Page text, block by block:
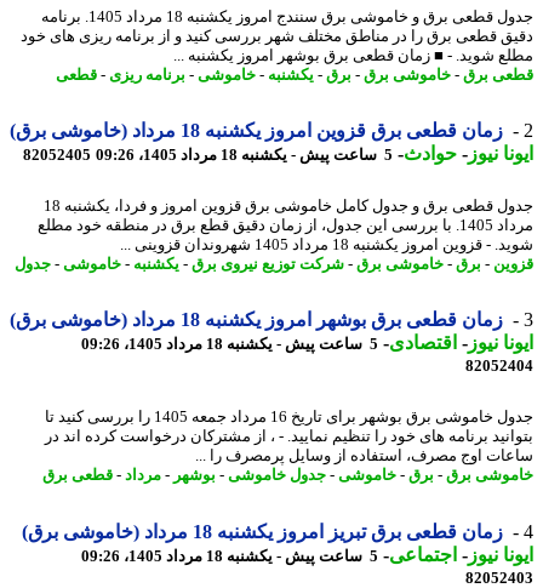
جدول قطعی برق و خاموشی برق سنندج امروز یکشنبه 18 مرداد 1405. برنامه
قطعی برق را در مناطق مختلف شهر بررسی کنید و از برنامه ریزی های خود
شوید. - ■ زمان قطعی برق بوشهر امروز یکشنبه ...
برق - خاموشی برق - برق - یکشنبه-خاموشی-برنامه ریزی - قطعی
زمان قطعی برق قزوین امروز یکشنبه 18 مرداد (خاموشی برق)
نیوز-حوادث -5 ساعت پیش - یکشنبه 18 مرداد 1405، 09:26 82052405
جدول قطعی برق و جدول کامل خاموشی برق قزوین امروز و فردا، یکشنبه 18
مرداد 1405. با بررسی این جدول، از زمان دقیق قطع برق در منطقه خود مطلع
امروز یکشنبه 18 مرداد 1405 شهروندان قزوینی ...
-برق - خاموشی برق - شرکت توزیع نیروی برق - یکشنبه-خاموشی-جدول
زمان قطعی برق بوشهر امروز یکشنبه 18 مرداد (خاموشی برق)
نیوز-اقتصادی-5 ساعت پیش - یکشنبه 18 مرداد 1405، 09:26
جدول خاموشی برق بوشهر برای تاریخ 16 مرداد جمعه 1405 را بررسی کنید تا
برنامه های خود را تنظیم نمایید. - ، از مشترکان درخواست کرده اند در
اوج مصرف، استفاده از وسایل پرمصرف را ...
برق - برق - خاموشی-جدول خاموشی-بوشهر-مرداد-قطعی برق
زمان قطعی برق تبریز امروز یکشنبه 18 مرداد (خاموشی برق)
نیوز-اجتماعی-5 ساعت پیش - یکشنبه 18 مرداد 1405، 09:26